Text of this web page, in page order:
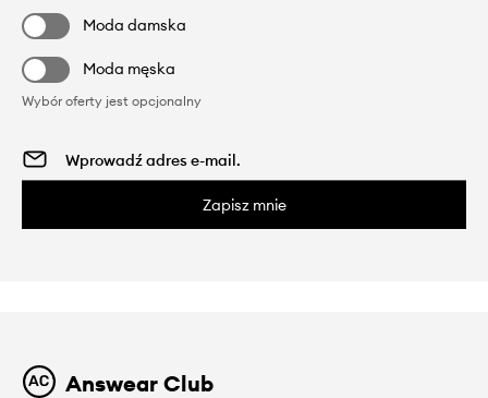
Moda damska
Moda męska
Wybór oferty jest opcjonalny
Zapisz mnie
Answear Club